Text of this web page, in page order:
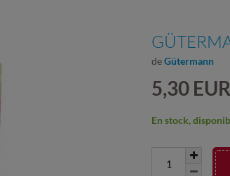
deGütermann
5,30 EUR
En stock,